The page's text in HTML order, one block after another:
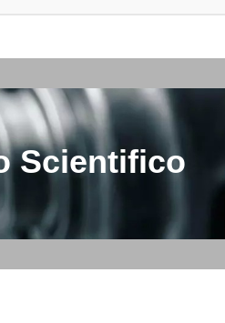
Scientifico